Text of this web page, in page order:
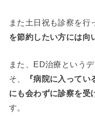
また土日祝も診察を行
を節約したい方には向
また、ED治療という
そ、
『病院に入って
にも会わずに診察を受
す。